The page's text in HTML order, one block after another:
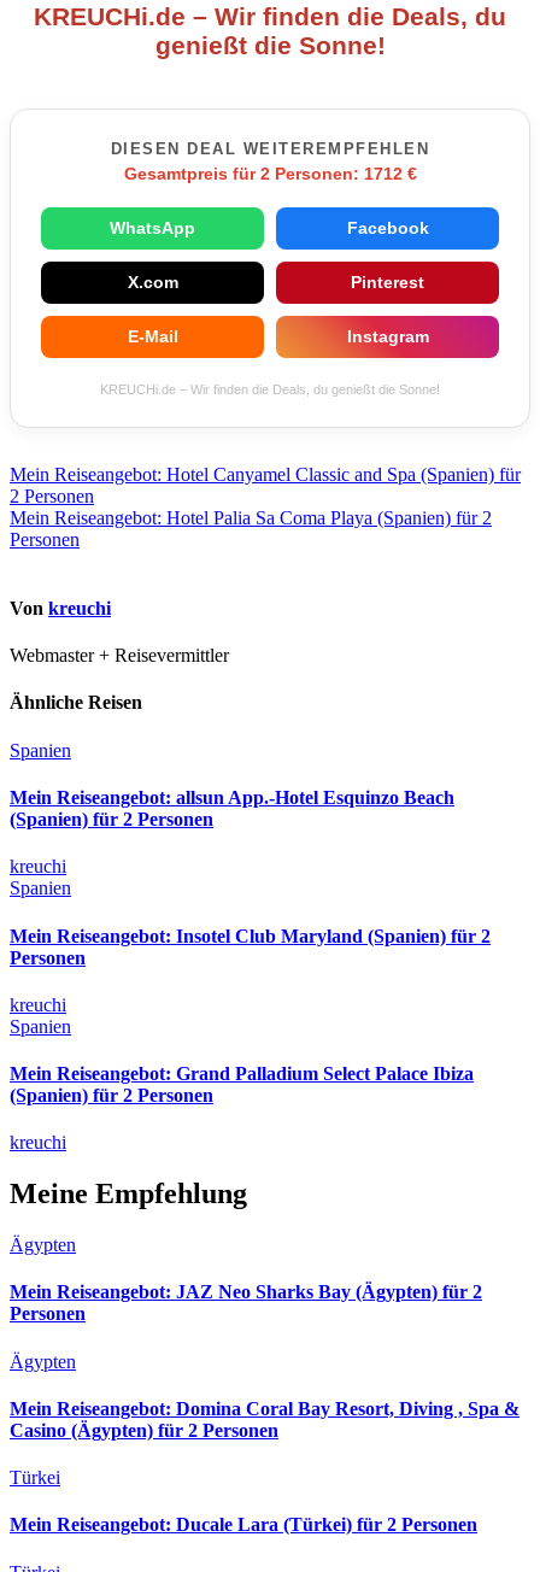
KREUCHi.de – Wir finden die Deals, du
genießt die Sonne!
DIESEN DEAL WEITEREMPFEHLEN
Gesamtpreis für 2 Personen: 1712 €
WhatsApp Facebook
X.com Pinterest
E-Mail Instagram
KREUCHi.de – Wir finden die Deals, du genießt die Sonne!
Beitragsnavigation
Mein Reiseangebot: Hotel Canyamel Classic and Spa (Spanien) für
2 Personen
Mein Reiseangebot: Hotel Palia Sa Coma Playa (Spanien) für 2
Personen
Von kreuchi
Webmaster + Reisevermittler
Ähnliche Reisen
Spanien
Mein Reiseangebot: allsun App.-Hotel Esquinzo Beach
(Spanien) für 2 Personen
kreuchi
Spanien
Mein Reiseangebot: Insotel Club Maryland (Spanien) für 2
Personen
kreuchi
Spanien
Mein Reiseangebot: Grand Palladium Select Palace Ibiza
(Spanien) für 2 Personen
kreuchi
Meine Empfehlung
Ägypten
Mein Reiseangebot: JAZ Neo Sharks Bay (Ägypten) für 2
Personen
Ägypten
Mein Reiseangebot: Domina Coral Bay Resort, Diving , Spa &
Casino (Ägypten) für 2 Personen
Türkei
Mein Reiseangebot: Ducale Lara (Türkei) für 2 Personen